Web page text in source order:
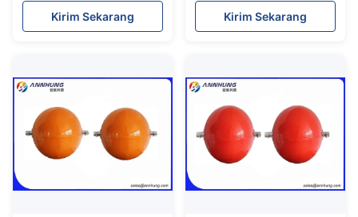
Tinggi
Kirim Sekarang Kirim Sekarang